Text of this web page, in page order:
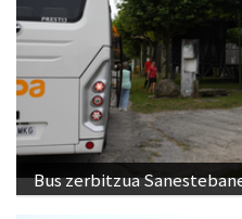
Bus zerbitzua